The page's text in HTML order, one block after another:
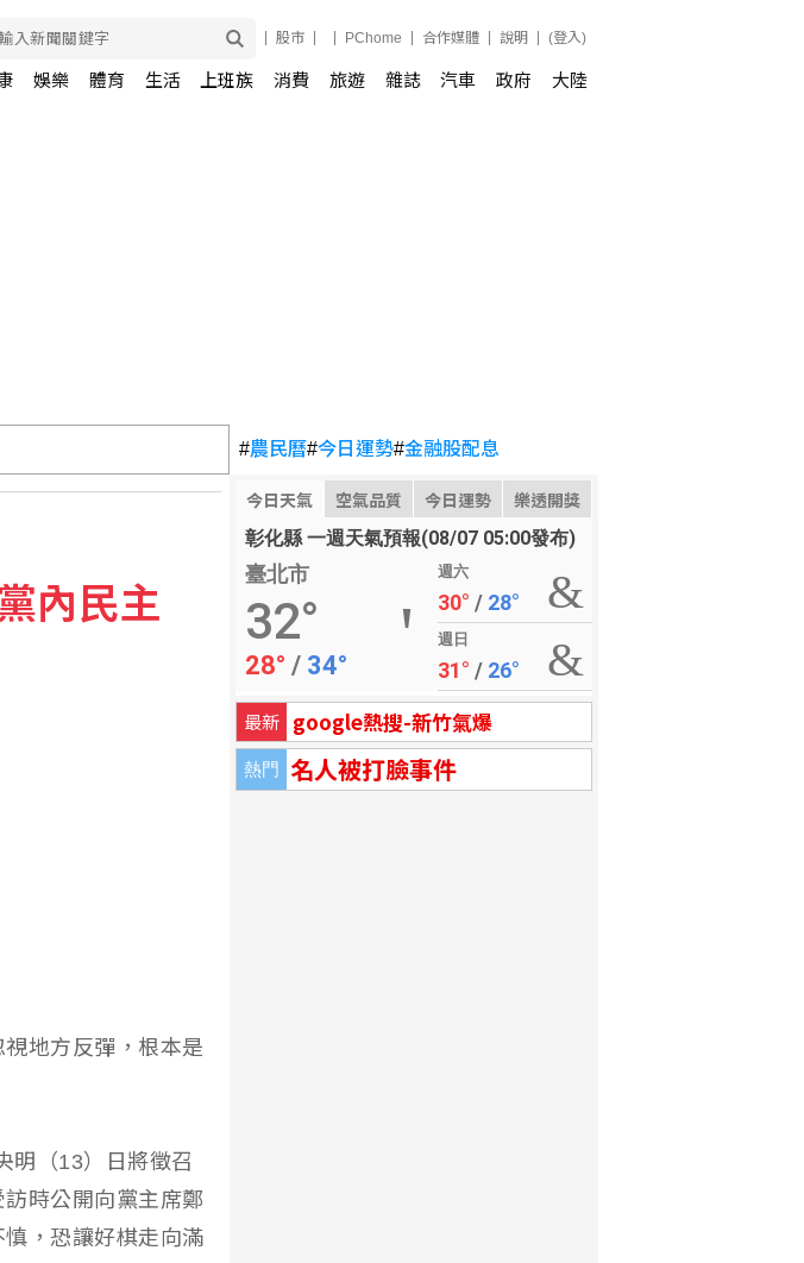
股市 PChome 合作媒體 說明 (登入)
娛樂 體育 生活 上班族 消費 旅遊 雜誌 汽車 政府 大陸
#農民曆#今日運勢#金融股配息
今日天氣 空氣品質 今日運勢 樂透開獎
彰化縣 一週天氣預報(08/07 05:00發布)
臺北市
32°
28° / 34°
週六
30° / 28°
週日
31° / 26°
最新 google熱搜-新竹氣爆
熱門 名人被打臉事件
內民主
地方反彈，根本是
明（13）日將徵召
時公開向黨主席鄭
，恐讓好棋走向滿